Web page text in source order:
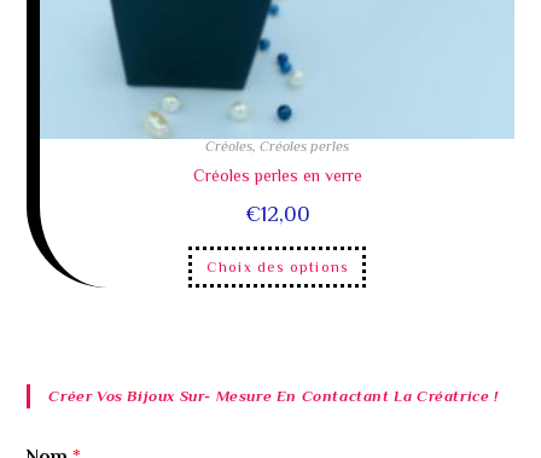
Créoles, Créoles perles
Créoles perles en verre
€12,00
Choix des options
Créer Vos Bijoux Sur- Mesure En Contactant La Créatrice !